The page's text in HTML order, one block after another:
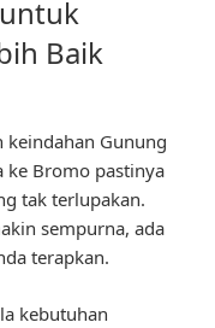
Baik
keindahan Gunung
ke Bromo pastinya
tak terlupakan.
sempurna, ada
terapkan.
kebutuhan